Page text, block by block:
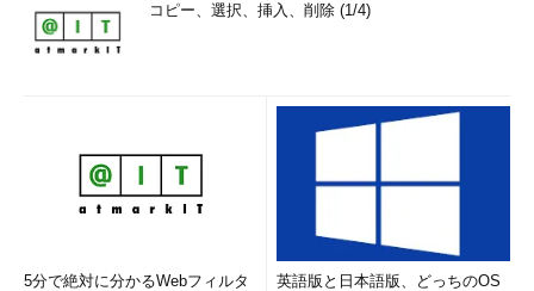
コピー、選択、挿入、削除 (1/4)
5分で絶対に分かるWebフィルタ
英語版と日本語版、どっちのOS